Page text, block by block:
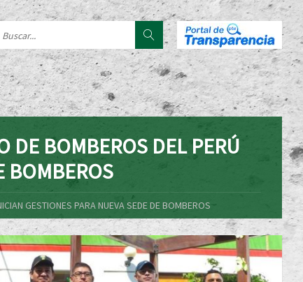
DE BOMBEROS DEL PERÚ
BOMBEROS
GESTIONES PARA NUEVA SEDE DE BOMBEROS